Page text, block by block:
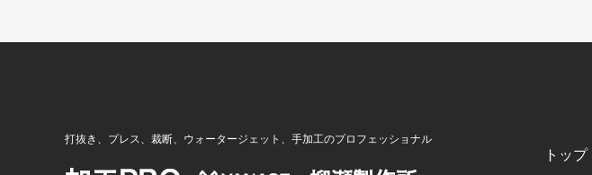
打抜き、プレス、裁断、ウォータージェット、手加工のプロフェッショナル
トップ